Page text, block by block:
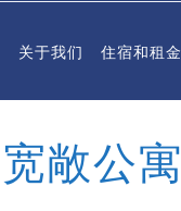
关于我们 住宿和租金
敞公寓